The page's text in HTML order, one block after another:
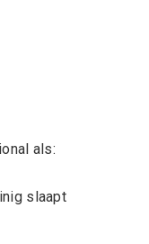
als:
slaapt